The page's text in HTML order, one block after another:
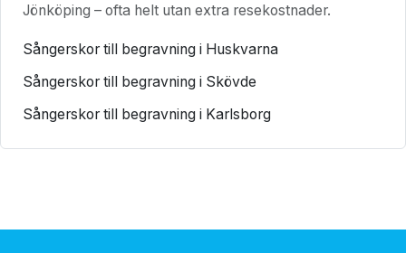
Jönköping – ofta helt utan extra resekostnader.
Sångerskor till begravning i Huskvarna
Sångerskor till begravning i Skövde
Sångerskor till begravning i Karlsborg